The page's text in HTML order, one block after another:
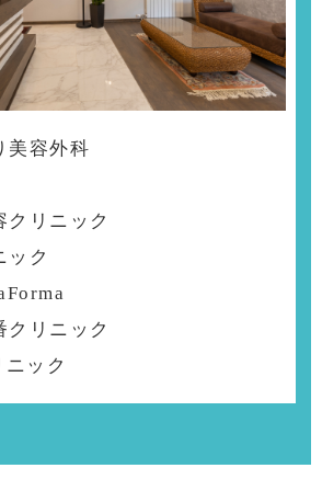
美容外科
クリニック
ック
クリニック
ック